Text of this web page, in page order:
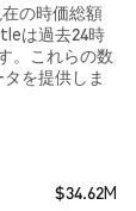
の時価総額
は過去24時
。これらの数
を提供しま
$34.62M